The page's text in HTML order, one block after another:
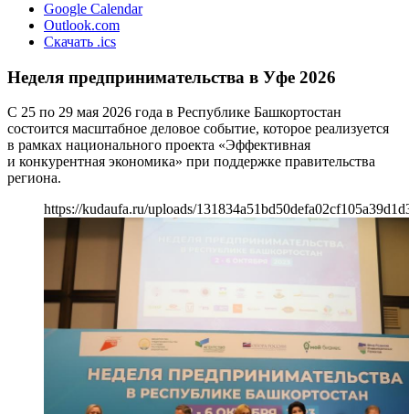
Google Calendar
Outlook.com
Скачать .ics
Неделя предпринимательства в Уфе 2026
С 25 по 29 мая 2026 года в Республике Башкортостан
состоится масштабное деловое событие, которое реализуется
в рамках национального проекта «Эффективная
и конкурентная экономика» при поддержке правительства
региона.
https://kudaufa.ru/uploads/